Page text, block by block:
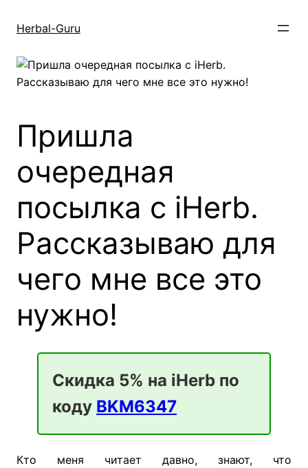
Herbal-Guru
Пришла
очередная
посылка с iHerb.
Рассказываю для
чего мне все это
нужно!
Скидка 5% на iHerb по
коду BKM6347
Кто меня читает давно, знают, что